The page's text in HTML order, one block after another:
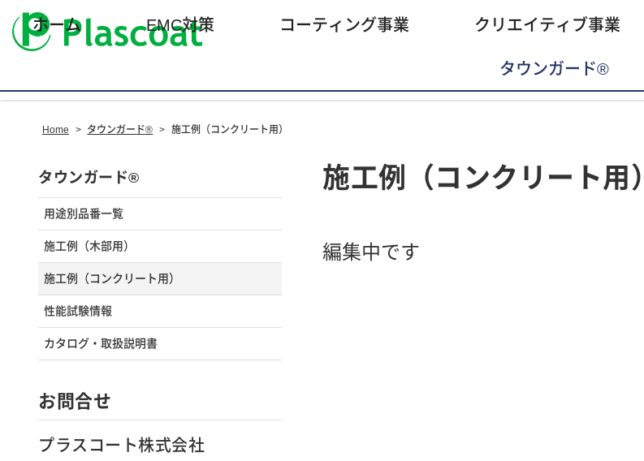
ホーム EMC対策 コーティング事業 クリエイティブ事業
タウンガード®
Home > タウンガード® > 施工例（コンクリート用）
施工例（コンクリート用）
編集中です
タウンガード®
用途別品番一覧
施工例（木部用）
施工例（コンクリート用）
性能試験情報
カタログ・取扱説明書
お問合せ
プラスコート株式会社